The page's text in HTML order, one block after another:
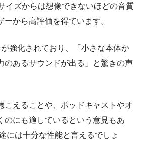
イズからは想像できないほどの音質
ーから高評価を得ています。
強化されており、「小さな本体か
のあるサウンドが出る」と驚きの声
こえることや、ポッドキャストやオ
のにも適しているという意見もあ
には十分な性能と言えるでしょ